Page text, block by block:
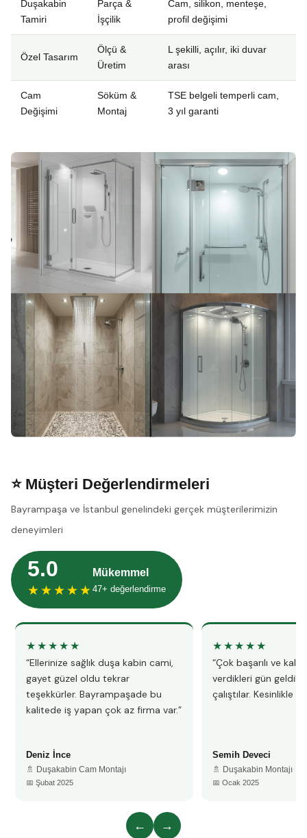
Duşakabin
Tamiri
Parça &
İşçilik
Cam, silikon, menteşe,
profil değişimi
Özel Tasarım
Ölçü &
Üretim
L şekilli, açılır, iki duvar
arası
Cam
Değişimi
Söküm &
Montaj
TSE belgeli temperli cam,
3 yıl garanti
⭐ Müşteri Değerlendirmeleri
Bayrampaşa ve İstanbul genelindeki gerçek müşterilerimizin
deneyimleri
5.0
★★★★★
Mükemmel
47+ değerlendirme
★★★★★
“Ellerinize sağlık duşa kabin cami,
gayet güzel oldu tekrar
teşekkürler. Bayrampaşade bu
kalitede iş yapan çok az firma var.”
Deniz İnce
🚿 Duşakabin Cam Montajı
📅 Şubat 2025
★★★★★
“Çok başarılı ve
verdikleri gün
çalıştılar. Kesinlikle
Semih Deveci
🚿 Duşakabin Montajı
📅 Ocak 2025
← →